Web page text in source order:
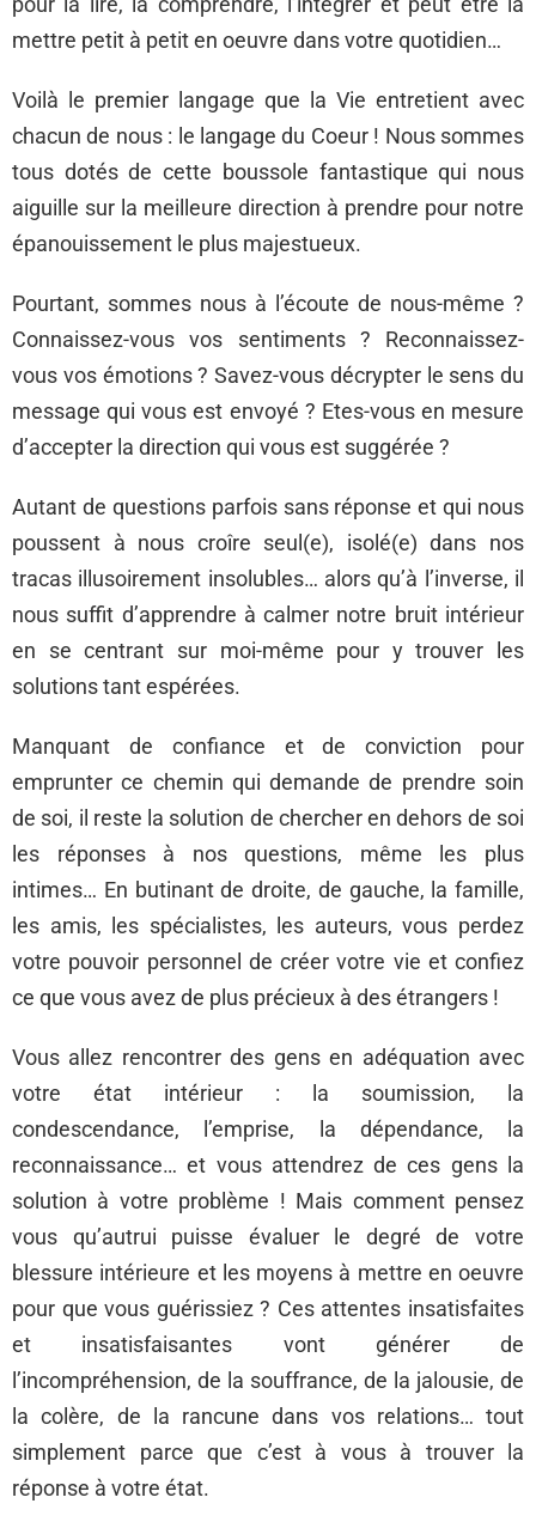
mettre petit à petit en oeuvre dans votre quotidien…
Voilà le premier langage que la Vie entretient avec
chacun de nous : le langage du Coeur ! Nous sommes
tous dotés de cette boussole fantastique qui nous
aiguille sur la meilleure direction à prendre pour notre
épanouissement le plus majestueux.
Pourtant, sommes nous à l’écoute de nous-même ?
Connaissez-vous vos sentiments ? Reconnaissez-
vous vos émotions ? Savez-vous décrypter le sens du
message qui vous est envoyé ? Etes-vous en mesure
d’accepter la direction qui vous est suggérée ?
Autant de questions parfois sans réponse et qui nous
poussent à nous croîre seul(e), isolé(e) dans nos
tracas illusoirement insolubles… alors qu’à l’inverse, il
nous suffit d’apprendre à calmer notre bruit intérieur
en se centrant sur moi-même pour y trouver les
solutions tant espérées.
Manquant de confiance et de conviction pour
emprunter ce chemin qui demande de prendre soin
de soi, il reste la solution de chercher en dehors de soi
les réponses à nos questions, même les plus
intimes… En butinant de droite, de gauche, la famille,
les amis, les spécialistes, les auteurs, vous perdez
votre pouvoir personnel de créer votre vie et confiez
ce que vous avez de plus précieux à des étrangers !
Vous allez rencontrer des gens en adéquation avec
votre état intérieur : la soumission, la
condescendance, l’emprise, la dépendance, la
reconnaissance… et vous attendrez de ces gens la
solution à votre problème ! Mais comment pensez
vous qu’autrui puisse évaluer le degré de votre
blessure intérieure et les moyens à mettre en oeuvre
pour que vous guérissiez ? Ces attentes insatisfaites
et insatisfaisantes vont générer de
l’incompréhension, de la souffrance, de la jalousie, de
la colère, de la rancune dans vos relations… tout
simplement parce que c’est à vous à trouver la
réponse à votre état.